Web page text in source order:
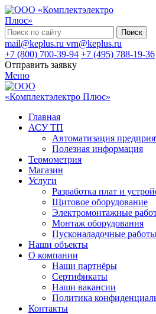
Поиск
mail@keplus.ru vrn@keplus.ru
+7 (800) 700-39-94 +7 (495) 788-19-36
Отправить заявку
Меню
Главная
АСУ ТП
Автоматизация
Полезная информация
Термометрия
Магазин
Услуги
Разработка плат и
Щитовое оборудование
Электромонтажные
Монтаж оборудования
Пусконаладочные работы
Наши объекты
О компании
Наши партнёры
Сертификаты
Наши вакансии
Политика
Контакты